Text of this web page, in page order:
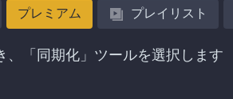
プレミアム プレイリスト
、「同期化」ツールを選択します